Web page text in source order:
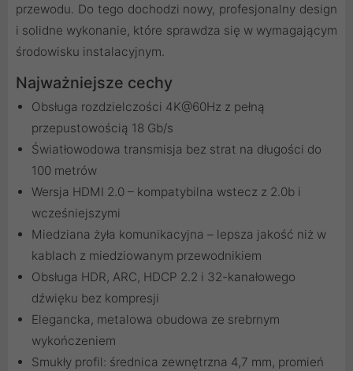
przewodu. Do tego dochodzi nowy, profesjonalny design
i solidne wykonanie, które sprawdza się w wymagającym
środowisku instalacyjnym.
Najważniejsze cechy
Obsługa rozdzielczości 4K@60Hz z pełną
przepustowością 18 Gb/s
Światłowodowa transmisja bez strat na długości do
100 metrów
Wersja HDMI 2.0 – kompatybilna wstecz z 2.0b i
wcześniejszymi
Miedziana żyła komunikacyjna – lepsza jakość niż w
kablach z miedziowanym przewodnikiem
Obsługa HDR, ARC, HDCP 2.2 i 32-kanałowego
dźwięku bez kompresji
Elegancka, metalowa obudowa ze srebrnym
wykończeniem
Smukły profil: średnica zewnętrzna 4,7 mm, promień